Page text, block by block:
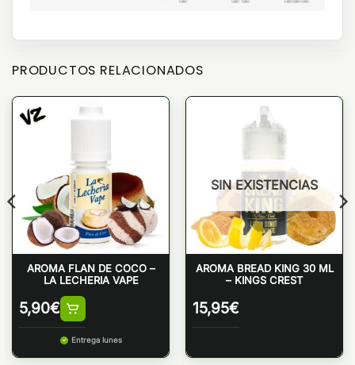
PRODUCTOS RELACIONADOS
AROMA FLAN DE COCO –
LA LECHERIA VAPE
5,90€
Entrega lunes
SIN EXISTENCIAS
AROMA BREAD KING 30 ML
– KINGS CREST
15,95€